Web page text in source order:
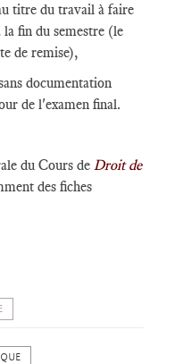
titre du travail à faire
fin du semestre (le
de remise),
documentation
de l'examen final.
du Cours de Droit de
des fiches